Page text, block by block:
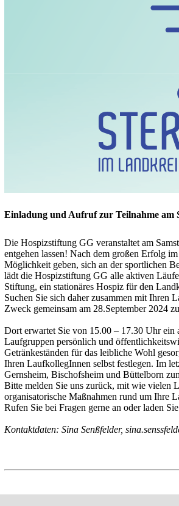
Einladung und Aufruf zur Teilnahme am
Die Hospizstiftung GG veranstaltet am
entgehen lassen! Nach dem großen Erfolg
Möglichkeit geben, sich an der sportlichen
lädt die Hospizstiftung GG alle aktiven
Stiftung, ein stationäres Hospiz für den
Suchen Sie sich daher zusammen mit Ihren
Zweck gemeinsam am 28.September 2024
Dort erwartet Sie von 15.00 – 17.30 Uhr
Laufgruppen persönlich und
Getränkeständen für das leibliche Wohl
Ihren LaufkollegInnen selbst festlegen. Im
Gernsheim, Bischofsheim und Büttelborn
Bitte melden Sie uns zurück, mit wie vielen
organisatorische Maßnahmen rund um Ihre
Rufen Sie bei Fragen gerne an oder laden
Kontaktdaten: Sina Senßfelder,